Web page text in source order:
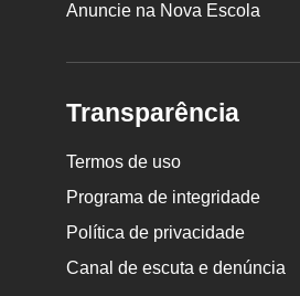
Anuncie na Nova Escola
Transparência
Termos de uso
Programa de integridade
Política de privacidade
Canal de escuta e denúncia